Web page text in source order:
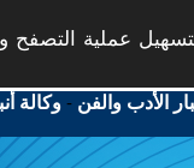
عملية التصفح
الأدب والفن -وكالة